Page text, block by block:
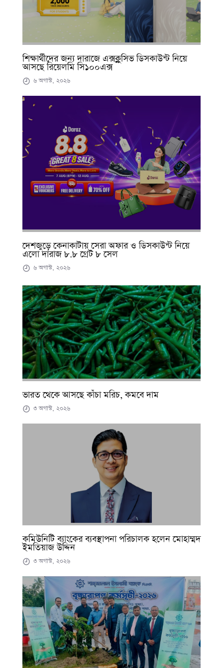
শিক্ষার্থীদের জন্য দারাজে এক্সক্লুসিভ ডিসকাউন্ট নিয়ে
আসছে রিয়েলমি সি১০০এক্স
৬ অগাস্ট, ২০২৬
দেশজুড়ে কেনাকাটায় সেরা অফার ও ডিসকাউন্ট নিয়ে
এলো দারাজ ৮.৮ গ্রেট ৮ সেল
৬ অগাস্ট, ২০২৬
ভারত থেকে আসছে কাঁচা মরিচ, কমবে দাম
৩ অগাস্ট, ২০২৬
কমিউনিটি ব্যাংকের ব্যবস্থাপনা পরিচালক হলেন মোহাম্মদ
ইমতিয়াজ উদ্দিন
৩ অগাস্ট, ২০২৬